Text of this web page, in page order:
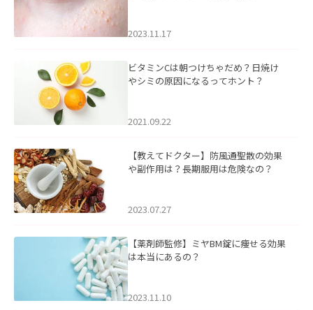
2023.11.17
ビタミンCは朝つけちゃだめ？日焼け
やシミの原因になるってホント？
2021.09.22
【教えてドクター】防風通聖散の効果
や副作用は？長期服用は危険なの？
2023.07.27
【薬剤師監修】ミヤBM錠に痩せる効果
は本当にあるの？
2023.11.10